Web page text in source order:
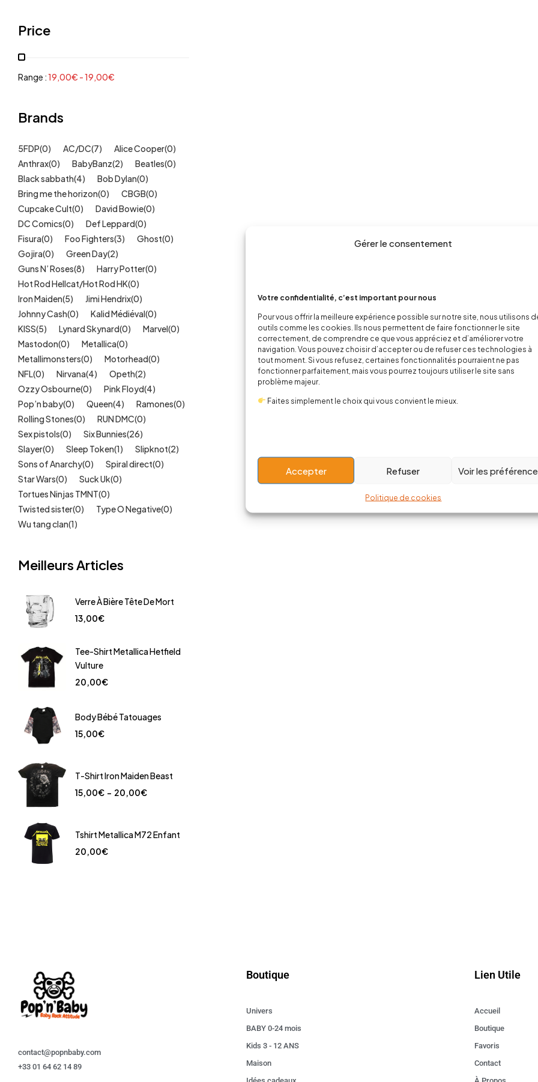
Gérer le consentement
Votre confidentialité, c’est important pour nous
Pour vous offrir la meilleure expérience possible sur notre site, nous utilisons
outils comme les cookies. Ils nous permettent de faire fonctionner le site
correctement, de comprendre ce que vous appréciez et d’améliorer votre
navigation. Vous pouvez choisir d’accepter ou de refuser ces technologies à
tout moment. Si vous refusez, certaines fonctionnalités pourraient ne pas
fonctionner parfaitement, mais vous pourrez toujours utiliser le site sans
problème majeur.
Faites simplement le choix qui vous convient le mieux.
Accepter Refuser Voir les
Politique de cookies
Mode Fille
Mode Garçon
Sweat, pulls, gilets (6)
Tétines (11)
Kids (209)
Outlet (40)
Univers (422)
Price
Range :19,00€ -19,00€
Brands
5FDP(0) AC/DC(7) Alice Cooper(0)
Anthrax(0) BabyBanz(2) Beatles(0)
Black sabbath(4) Bob Dylan(0)
Bring me the horizon(0) CBGB(0)
Cupcake Cult(0) David Bowie(0)
DC Comics(0) Def Leppard(0)
Fisura(0) Foo Fighters(3) Ghost(0)
Gojira(0) Green Day(2)
Guns N’ Roses(8) Harry Potter(0)
Hot Rod Hellcat/Hot Rod HK(0)
Iron Maiden(5) Jimi Hendrix(0)
Johnny Cash(0) Kalid Médiéval(0)
KISS(5) Lynard Skynard(0) Marvel(0)
Mastodon(0) Metallica(0)
Metallimonsters(0) Motorhead(0)
NFL(0) Nirvana(4) Opeth(2)
Ozzy Osbourne(0) Pink Floyd(4)
Pop’n baby(0) Queen(4) Ramones(0)
Rolling Stones(0) RUN DMC(0)
Sex pistols(0) Six Bunnies(26)
Slayer(0) Sleep Token(1) Slipknot(2)
Sons of Anarchy(0) Spiral direct(0)
Star Wars(0) Suck Uk(0)
Tortues Ninjas TMNT(0)
Twisted sister(0) Type O Negative(0)
Wu tang clan(1)
Meilleurs Articles
Verre À Bière Tête De Mort
13,00€
Tee-Shirt Metallica Hetfield
Vulture
20,00€
Body Bébé Tatouages
15,00€
T-Shirt Iron Maiden Beast
15,00€ – 20,00€
Tshirt Metallica M72 Enfant
20,00€
contact@popnbaby.com
+33 01 64 62 14 89
Boutique
Univers
BABY 0-24 mois
Kids 3 - 12 ANS
Maison
Lien Utile
Accueil
Boutique
Favoris
Contact